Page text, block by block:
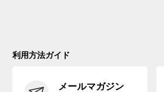
利用方法ガイド
メールマガジン